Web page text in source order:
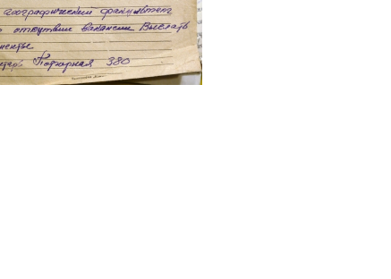
со студентами
по совокупности
географическом
итогов